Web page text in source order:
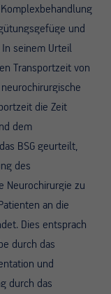
und
seinem Urteil
Transportzeit von
die Zeit
dem
BSG geurteilt,
des
Neurochirurgie zu
an die
Dies entsprach
durch das
und
durch das